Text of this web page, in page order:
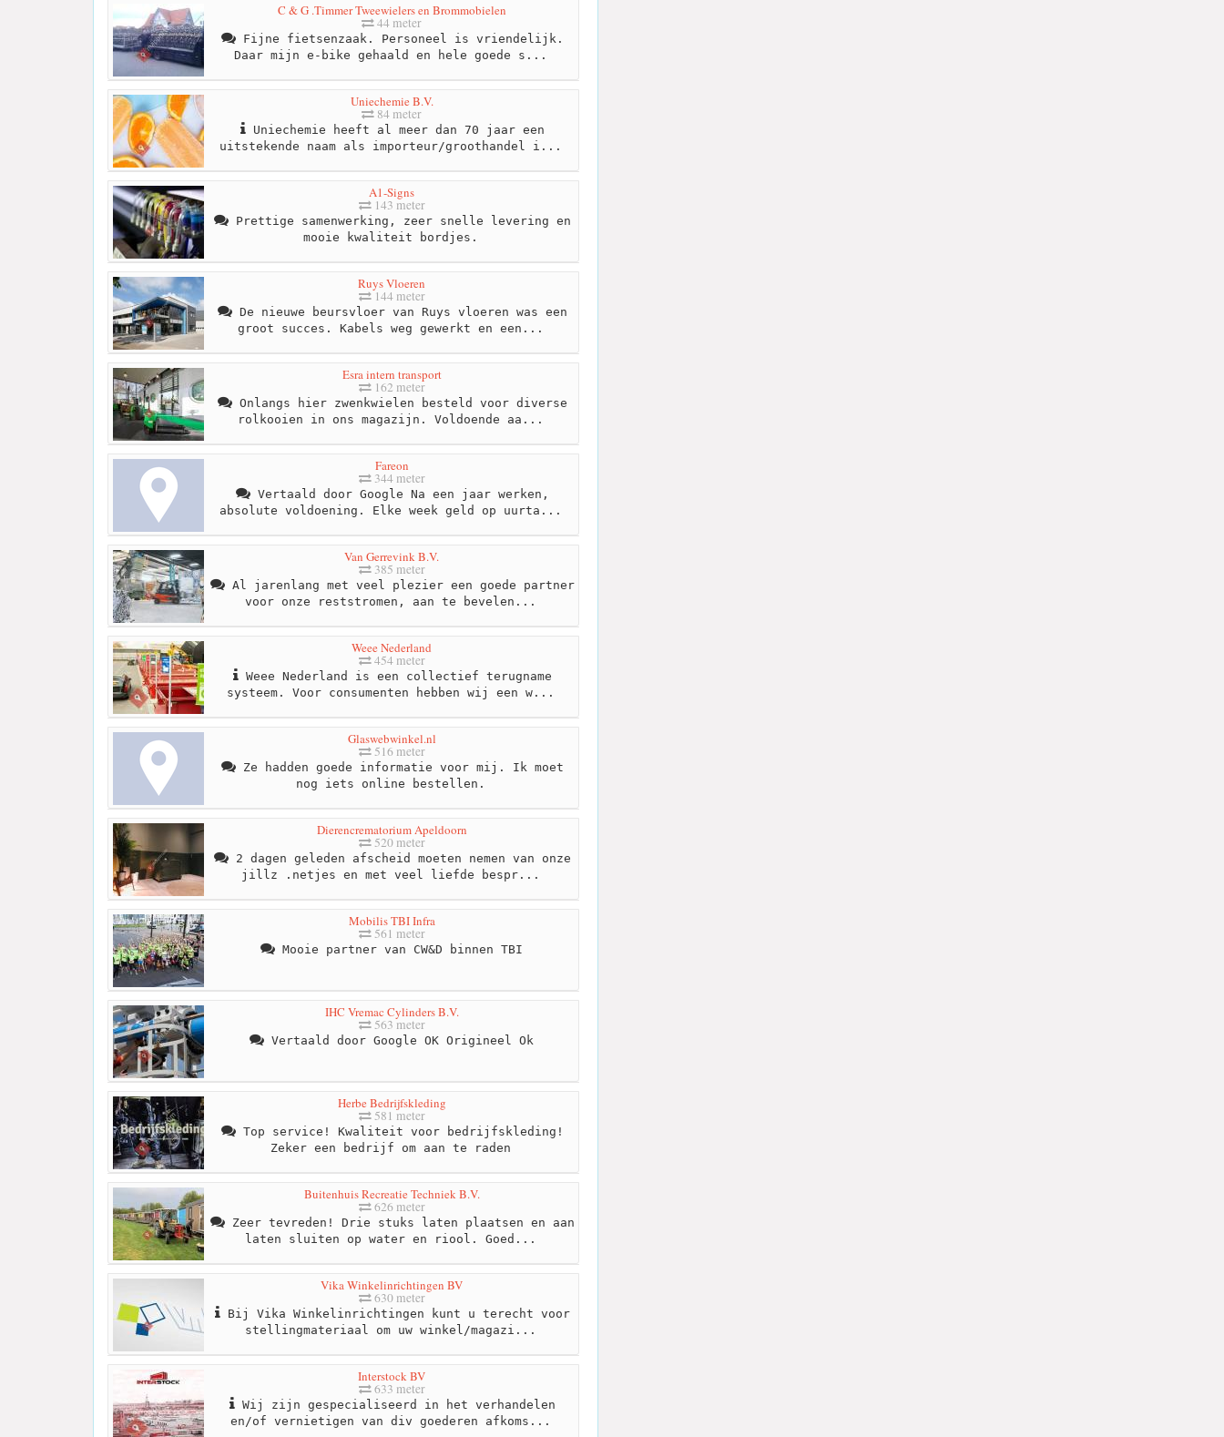
C & G .Timmer Tweewielers en Brommobielen
44 meter
Fijne fietsenzaak. Personeel is vriendelijk.
Daar mijn e-bike gehaald en hele goede s...
Uniechemie B.V.
84 meter
Uniechemie heeft al meer dan 70 jaar een
uitstekende naam als importeur/groothandel i...
A1-Signs
143 meter
Prettige samenwerking, zeer snelle levering en
mooie kwaliteit bordjes.
Ruys Vloeren
144 meter
De nieuwe beursvloer van Ruys vloeren was een
groot succes. Kabels weg gewerkt en een...
Esra intern transport
162 meter
Onlangs hier zwenkwielen besteld voor diverse
rolkooien in ons magazijn. Voldoende aa...
Fareon
344 meter
Vertaald door Google Na een jaar werken,
absolute voldoening. Elke week geld op uurta...
Van Gerrevink B.V.
385 meter
Al jarenlang met veel plezier een goede partner
voor onze reststromen, aan te bevelen...
Weee Nederland
454 meter
Weee Nederland is een collectief terugname
systeem. Voor consumenten hebben wij een w...
Glaswebwinkel.nl
516 meter
Ze hadden goede informatie voor mij. Ik moet
nog iets online bestellen.
Dierencrematorium Apeldoorn
520 meter
2 dagen geleden afscheid moeten nemen van onze
jillz .netjes en met veel liefde bespr...
Mobilis TBI Infra
561 meter
Mooie partner van CW&D binnen TBI
IHC Vremac Cylinders B.V.
563 meter
Vertaald door Google OK Origineel Ok
Herbe Bedrijfskleding
581 meter
Top service! Kwaliteit voor bedrijfskleding!
Zeker een bedrijf om aan te raden
Buitenhuis Recreatie Techniek B.V.
626 meter
Zeer tevreden! Drie stuks laten plaatsen en aan
laten sluiten op water en riool. Goed...
Vika Winkelinrichtingen BV
630 meter
Bij Vika Winkelinrichtingen kunt u terecht voor
stellingmateriaal om uw winkel/magazi...
Interstock BV
633 meter
Wij zijn gespecialiseerd in het verhandelen
en/of vernietigen van div goederen afkoms...